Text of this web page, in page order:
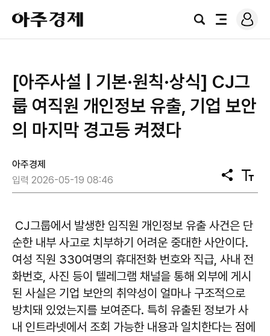
아
주
경
검
전
로
그
[아주사설 | 기본·원칙·상식] CJ그
룹 여직원 개인정보 유출, 기업 보안
의 마지막 경고등 켜졌다
아주경제
입력 2026-05-19 08:46
공
유
텍
스
기
CJ그룹에서 발생한 임직원 개인정보 유출 사건은 단
순한 내부 사고로 치부하기 어려운 중대한 사안이다.
여성 직원 330여명의 휴대전화 번호와 직급, 사내 전
화번호, 사진 등이 텔레그램 채널을 통해 외부에 게시
된 사실은 기업 보안의 취약성이 얼마나 구조적으로
방치돼 있었는지를 보여준다. 특히 유출된 정보가 사
내 인트라넷에서 조회 가능한 내용과 일치한다는 점에